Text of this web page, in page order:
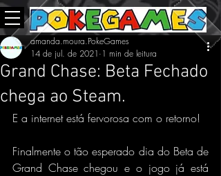
Grand Chase: Beta Fechado
chega ao Steam.
amanda.moura.PokeGames
14 de jul. de 2021 1 min de leitura
E a internet está fervorosa com o retorno!
Finalmente o tão esperado dia do Beta de
Grand Chase chegou e o jogo já está